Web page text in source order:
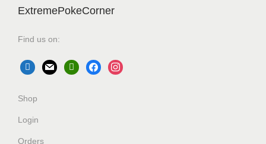
ExtremePokeCorner
Find us on:
Shop
Login
Orders